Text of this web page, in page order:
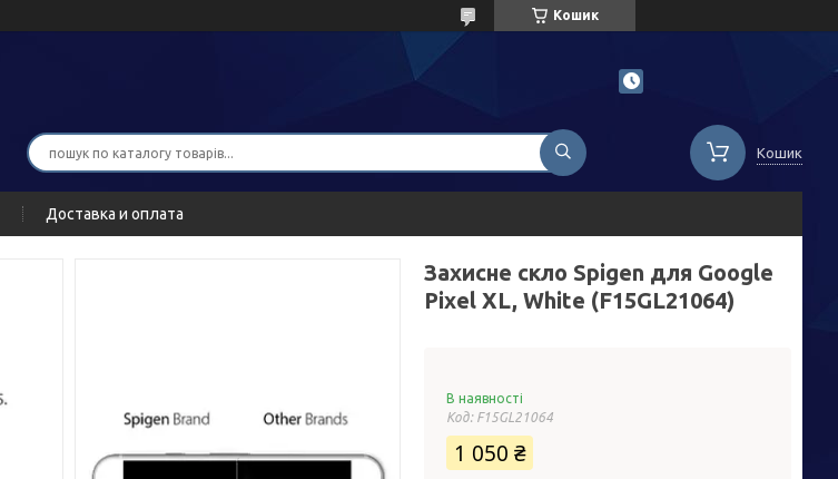
Кошик
Кошик
Доставка и оплата
Захисне скло Spigen для Google
Pixel XL, White (F15GL21064)
В наявності
Код: F15GL21064
1 050 ₴